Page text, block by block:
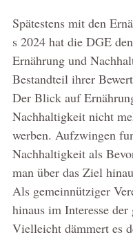
Spätestens mit den
s 2024 hat die DGE
Ernährung und
Bestandteil ihrer
Der Blick auf
Nachhaltigkeit nicht
werben. Aufzwingen
Nachhaltigkeit als
man über das Ziel
Als gemeinnütziger
hinaus im Interesse
Vielleicht dämmert es